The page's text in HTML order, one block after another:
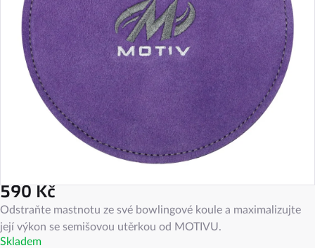
590 Kč
Měrná
cena:
Skladem
Odstraňte mastnotu ze své bowlingové koule a maximalizujte
její výkon se semišovou utěrkou od MOTIVU.